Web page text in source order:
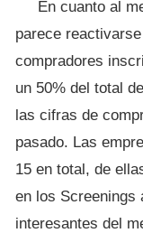
En cuanto al
parece
compradores
un 50% del total
las cifras de
pasado. Las
15 en total, de
en los Screenings
interesantes del